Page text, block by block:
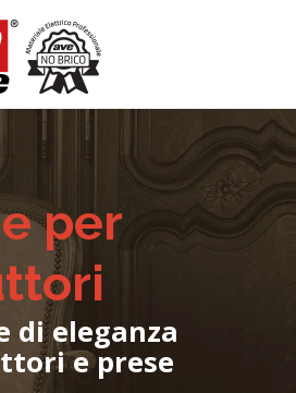
per
di eleganza
e prese